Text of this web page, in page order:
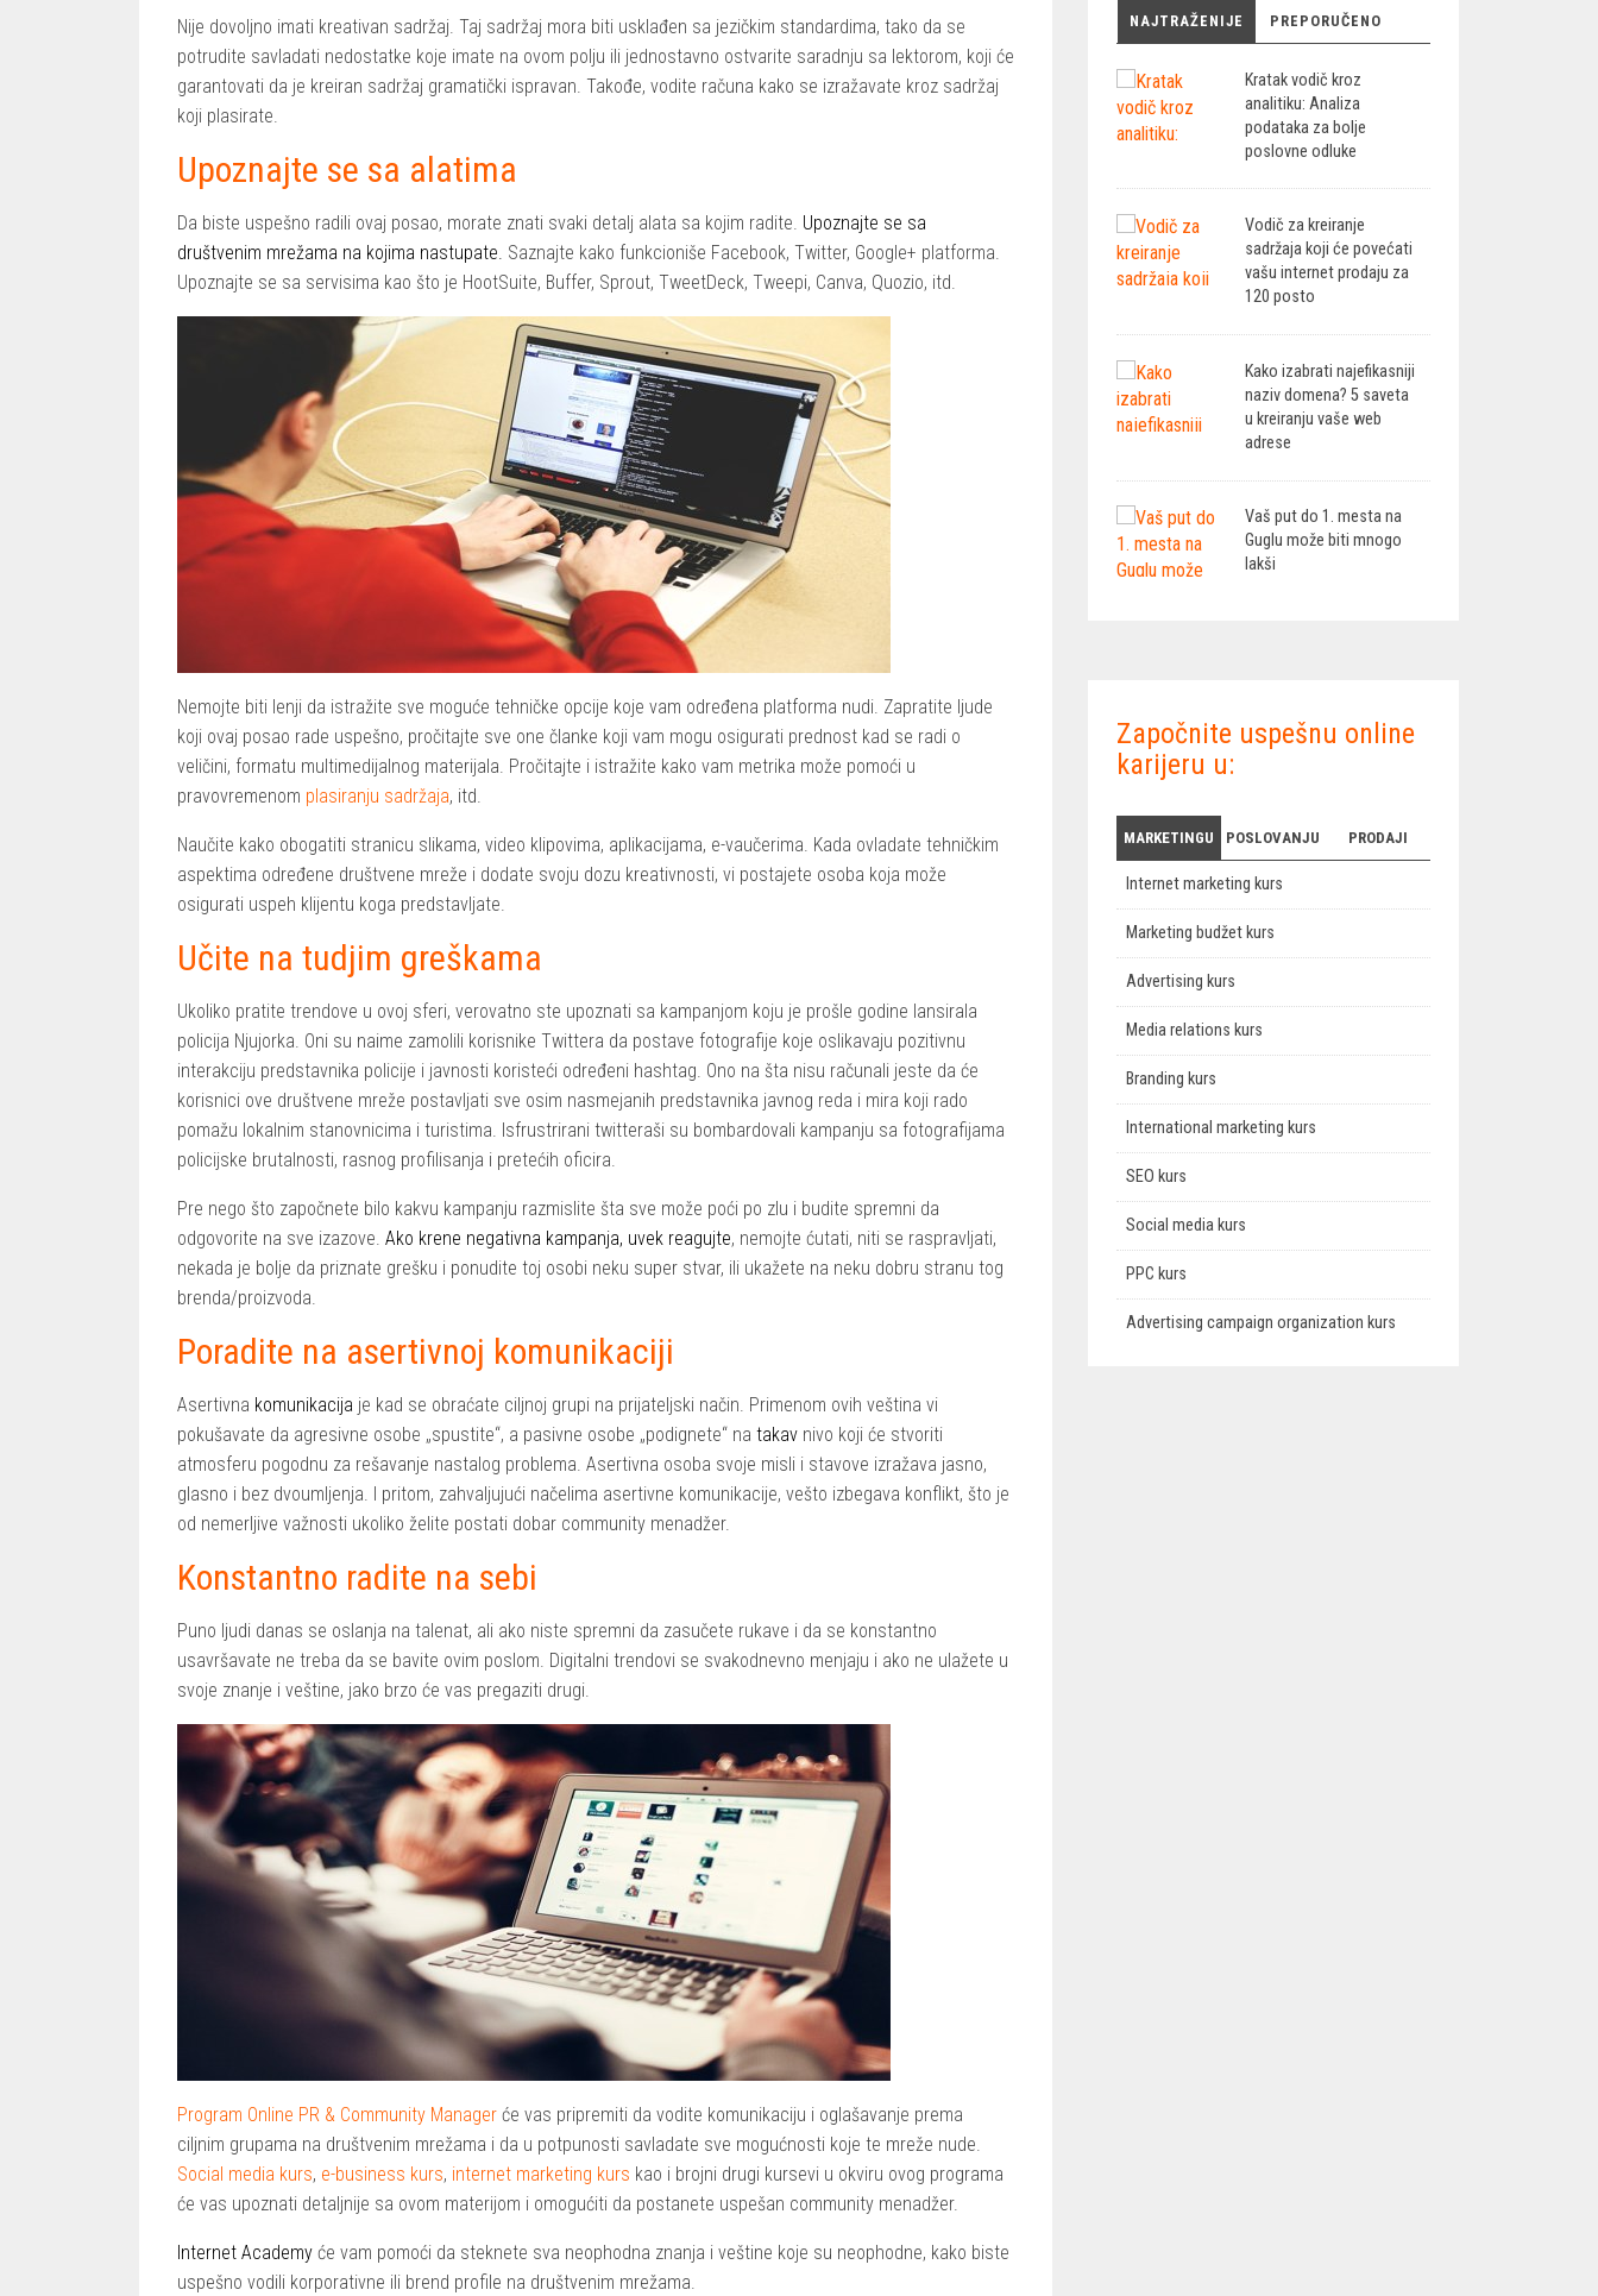
Nije dovoljno imati kreativan sadržaj. Taj sadržaj mora biti usklađen sa jezičkim standardima, tako da se
potrudite savladati nedostatke koje imate na ovom polju ili jednostavno ostvarite saradnju sa lektorom, koji će
garantovati da je kreiran sadržaj gramatički ispravan. Takođe, vodite računa kako se izražavate kroz sadržaj
koji plasirate.
Upoznajte se sa alatima
Da biste uspešno radili ovaj posao, morate znati svaki detalj alata sa kojim radite. Upoznajte se sa
društvenim mrežama na kojima nastupate. Saznajte kako funkcioniše Facebook, Twitter, Google+ platforma.
Upoznajte se sa servisima kao što je HootSuite, Buffer, Sprout, TweetDeck, Tweepi, Canva, Quozio, itd.
Nemojte biti lenji da istražite sve moguće tehničke opcije koje vam određena platforma nudi. Zapratite ljude
koji ovaj posao rade uspešno, pročitajte sve one članke koji vam mogu osigurati prednost kad se radi o
veličini, formatu multimedijalnog materijala. Pročitajte i istražite kako vam metrika može pomoći u
pravovremenom plasiranju sadržaja, itd.
Naučite kako obogatiti stranicu slikama, video klipovima, aplikacijama, e-vaučerima. Kada ovladate tehničkim
aspektima određene društvene mreže i dodate svoju dozu kreativnosti, vi postajete osoba koja može
osigurati uspeh klijentu koga predstavljate.
Učite na tudjim greškama
Ukoliko pratite trendove u ovoj sferi, verovatno ste upoznati sa kampanjom koju je prošle godine lansirala
policija Njujorka. Oni su naime zamolili korisnike Twittera da postave fotografije koje oslikavaju pozitivnu
interakciju predstavnika policije i javnosti koristeći određeni hashtag. Ono na šta nisu računali jeste da će
korisnici ove društvene mreže postavljati sve osim nasmejanih predstavnika javnog reda i mira koji rado
pomažu lokalnim stanovnicima i turistima. Isfrustrirani twitteraši su bombardovali kampanju sa fotografijama
policijske brutalnosti, rasnog profilisanja i pretećih oficira.
Pre nego što započnete bilo kakvu kampanju razmislite šta sve može poći po zlu i budite spremni da
odgovorite na sve izazove. Ako krene negativna kampanja, uvek reagujte, nemojte ćutati, niti se raspravljati,
nekada je bolje da priznate grešku i ponudite toj osobi neku super stvar, ili ukažete na neku dobru stranu tog
brenda/proizvoda.
Poradite na asertivnoj komunikaciji
Asertivna komunikacija je kad se obraćate ciljnoj grupi na prijateljski način. Primenom ovih veština vi
pokušavate da agresivne osobe „spustite“, a pasivne osobe „podignete“ na takav nivo koji će stvoriti
atmosferu pogodnu za rešavanje nastalog problema. Asertivna osoba svoje misli i stavove izražava jasno,
glasno i bez dvoumljenja. I pritom, zahvaljujući načelima asertivne komunikacije, vešto izbegava konflikt, što je
od nemerljive važnosti ukoliko želite postati dobar community menadžer.
Konstantno radite na sebi
Puno ljudi danas se oslanja na talenat, ali ako niste spremni da zasučete rukave i da se konstantno
usavršavate ne treba da se bavite ovim poslom. Digitalni trendovi se svakodnevno menjaju i ako ne ulažete u
svoje znanje i veštine, jako brzo će vas pregaziti drugi.
Program Online PR & Community Manager će vas pripremiti da vodite komunikaciju i oglašavanje prema
ciljnim grupama na društvenim mrežama i da u potpunosti savladate sve mogućnosti koje te mreže nude.
Social media kurs, e-business kurs, internet marketing kurs kao i brojni drugi kursevi u okviru ovog programa
će vas upoznati detaljnije sa ovom materijom i omogućiti da postanete uspešan community menadžer.
Internet Academy će vam pomoći da steknete sva neophodna znanja i veštine koje su neophodne, kako biste
uspešno vodili korporativne ili brend profile na društvenim mrežama.
NAJTRAŽENIJE PREPORUČENO
Kratak vodič kroz
analitiku: Analiza
podataka za bolje
poslovne odluke
Vodič za kreiranje
sadržaja koji će povećati
vašu internet prodaju za
120 posto
Kako izabrati najefikasniji
naziv domena? 5 saveta
u kreiranju vaše web
adrese
Vaš put do 1. mesta na
Guglu može biti mnogo
lakši
Započnite uspešnu online
karijeru u:
MARKETINGU POSLOVANJU PRODAJI
Internet marketing kurs
Marketing budžet kurs
Advertising kurs
Media relations kurs
Branding kurs
International marketing kurs
SEO kurs
Social media kurs
PPC kurs
Advertising campaign organization kurs